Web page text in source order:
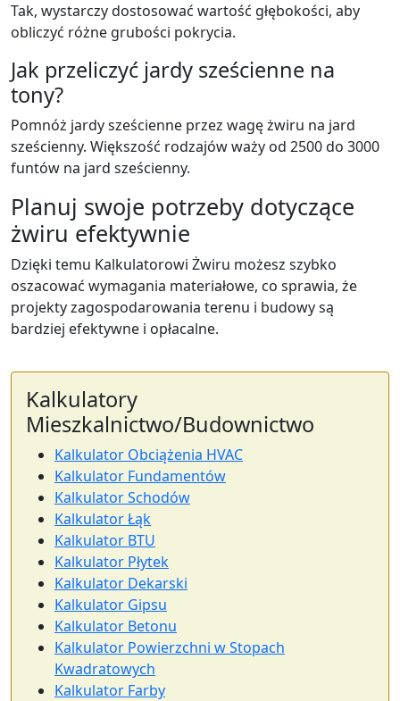
Tak, wystarczy dostosować wartość głębokości, aby
obliczyć różne grubości pokrycia.
Jak przeliczyć jardy sześcienne na
tony?
Pomnóż jardy sześcienne przez wagę żwiru na jard
sześcienny. Większość rodzajów waży od 2500 do 3000
funtów na jard sześcienny.
Planuj swoje potrzeby dotyczące
żwiru efektywnie
Dzięki temu Kalkulatorowi Żwiru możesz szybko
oszacować wymagania materiałowe, co sprawia, że
projekty zagospodarowania terenu i budowy są
bardziej efektywne i opłacalne.
Kalkulatory
Mieszkalnictwo/Budownictwo
Kalkulator Obciążenia HVAC
Kalkulator Fundamentów
Kalkulator Schodów
Kalkulator Łąk
Kalkulator BTU
Kalkulator Płytek
Kalkulator Dekarski
Kalkulator Gipsu
Kalkulator Betonu
Kalkulator Powierzchni w Stopach
Kwadratowych
Kalkulator Farby